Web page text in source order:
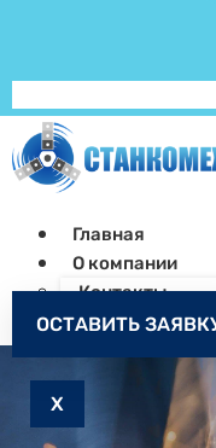
Главная
О компании
Контакты
Как заказать
Запчасти к
X
ОСТАВИТЬ